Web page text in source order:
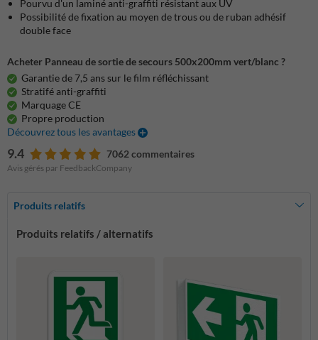
Pourvu d'un laminé anti-graffiti résistant aux UV
Possibilité de fixation au moyen de trous ou de ruban adhésif
double face
Acheter Panneau de sortie de secours 500x200mm vert/blanc ?
Garantie de 7,5 ans sur le film réfléchissant
Stratifé anti-graffiti
Marquage CE
Propre production
Découvrez tous les avantages
9.4 7062 commentaires
Avis gérés par FeedbackCompany
Produits relatifs
Produits relatifs / alternatifs